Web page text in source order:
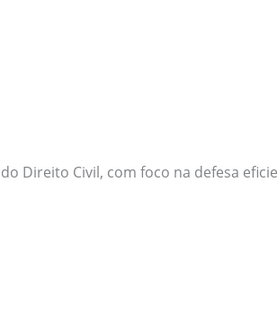
Direito Civil, com foco na defesa